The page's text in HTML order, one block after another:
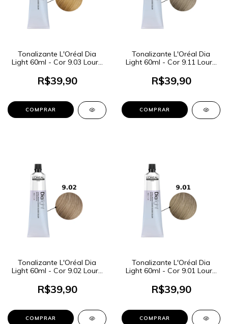
Tonalizante L'Oréal Dia
Light 60ml - Cor 9.03 Louro
R$39,90
Tonalizante L'Oréal Dia
Light 60ml - Cor 9.11 Louro
Profundo
R$39,90
Tonalizante L'Oréal Dia
Light 60ml - Cor 9.02 Louro
R$39,90
Tonalizante L'Oréal Dia
Light 60ml - Cor 9.01 Louro
R$39,90